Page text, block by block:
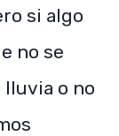
si algo
no se
lluvia o no